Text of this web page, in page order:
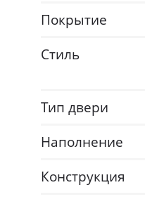
Покрытие
Стиль
Тип двери
Наполнение
Конструкция